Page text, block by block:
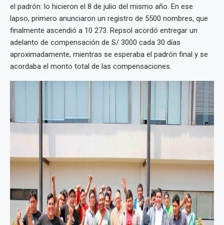
el padrón: lo hicieron el 8 de julio del mismo año. En ese
lapso, primero anunciaron un registro de 5500 nombres, que
finalmente ascendió a 10 273. Repsol acordó entregar un
adelanto de compensación de S/ 3000 cada 30 días
aproximadamente, mientras se esperaba el padrón final y se
acordaba el monto total de las compensaciones.